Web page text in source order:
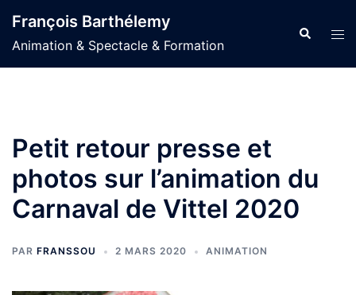
au
contenu
François Barthélemy
Animation & Spectacle & Formation
Petit retour presse et
photos sur l’animation du
Carnaval de Vittel 2020
PAR FRANSSOU 2 MARS 2020 ANIMATION